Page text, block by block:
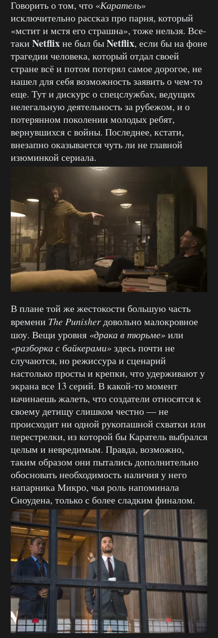
Говорить о том, что «Каратель»
исключительно рассказ про парня, который
«мстит и мстя его страшна», тоже нельзя. Все-
таки Netflixне был быNetflix, если бы на фоне
трагедии человека, который отдал своей
стране всё и потом потерял самое дорогое, не
нашел для себя возможность заявить о чем-то
еще. Тут и дискурс о спецслужбах, ведущих
нелегальную деятельность за рубежом, и о
потерянном поколении молодых ребят,
вернувшихся с войны. Последнее, кстати,
внезапно оказывается чуть ли не главной
изюминкой сериала.
В плане той же жестокости большую часть
времени The Punisherдовольно малокровное
шоу. Вещи уровня «драка в тюрьме»или
«разборка с байкерами»здесь почти не
случаются, но режиссура и сценарий
настолько просты и крепки, что удерживают у
экрана все 13 серий. В какой-то момент
начинаешь жалеть, что создатели относятся к
своему детищу слишком честно — не
происходит ни одной рукопашной схватки или
перестрелки, из которой бы Каратель выбрался
целым и невредимым. Правда, возможно,
таким образом они пытались дополнительно
обосновать необходимость наличия у него
напарника Микро, чья роль напоминала
Сноудена, только с более сладким финалом.